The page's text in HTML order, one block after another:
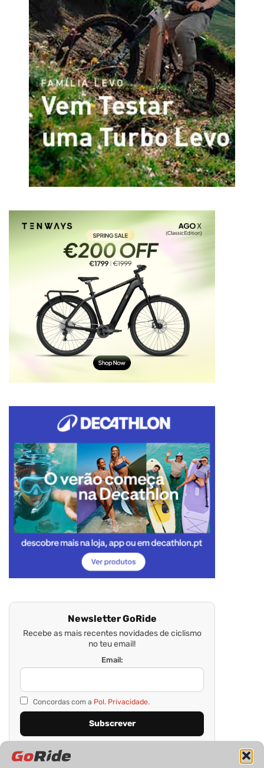
Newsletter GoRide
Recebe as mais recentes novidades de ciclismo
no teu email!
Email:
Concordas com a Pol. Privacidade.